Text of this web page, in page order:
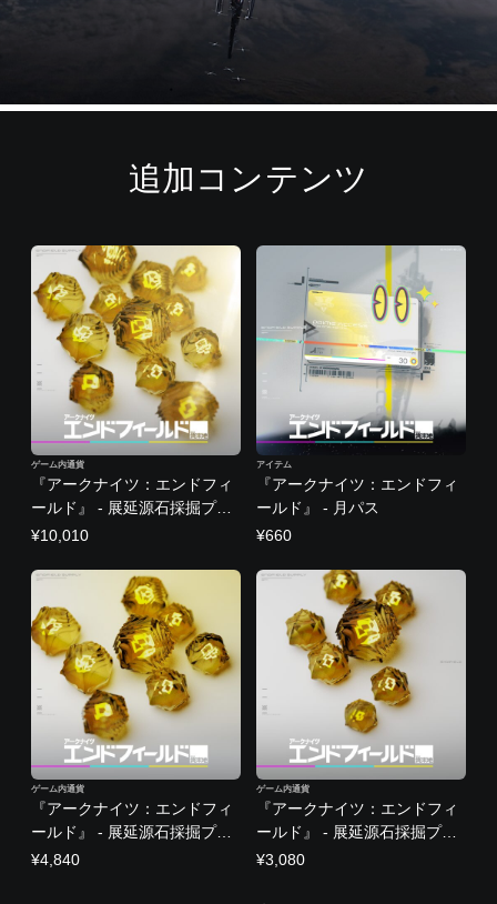
追加コンテンツ
『アークナイツ：エンドフィ
ールド』 - 展延源石採掘プラ
ンⅥ
ゲーム内通貨
¥10,010
『アークナイツ：エンドフィ
ールド』 - 月パス
アイテム
¥660
『アークナイツ：エンドフィ
ールド』 - 展延源石採掘プラ
ンⅤ
ゲーム内通貨
¥4,840
『アークナイツ：エンドフィ
ールド』 - 展延源石採掘プラ
ンⅣ
ゲーム内通貨
¥3,080